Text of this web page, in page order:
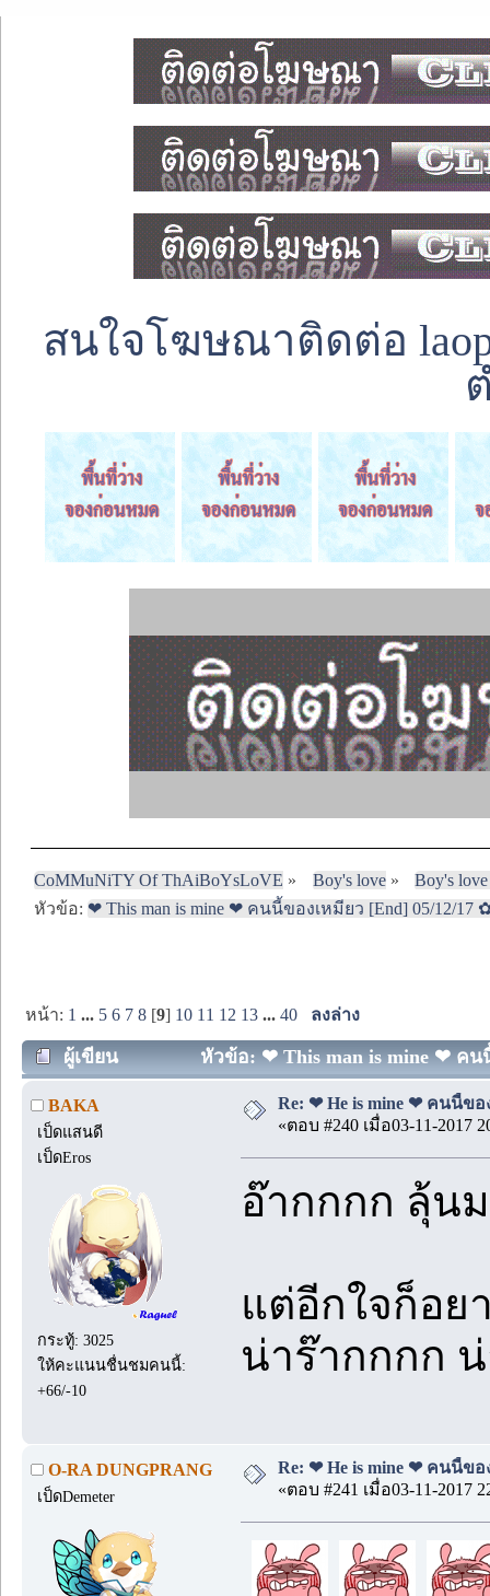
สนใจโฆษณาติดต่อ
CoMMuNiTY Of ThAiBoYsLoVE » Boy's love»
Boy's
หัวข้อ:❤ This man is mine ❤ คนนี้ของเหมียว [End] 05/12/17
หน้า: 1 ... 5 6 7 8 [9] 10 11 12 13 ...40 ลงล่าง
ผู้เขียน หัวข้อ: ❤ This man is mine ❤ คน
BAKA
เป็ดแสนดี
เป็ดEros
กระทู้: 3025
ให้คะแนนชื่นชมคนนี้:
+66/-10
Re: ❤ He is mine ❤ คนนี้ขอ
«ตอบ #240 เมื่อ03-11-2017
อ๊ากกกก ลุ้น
แต่อีกใจก็อย
น่าร๊ากกกก
O-RA DUNGPRANG
เป็ดDemeter
Re: ❤ He is mine ❤ คนนี้ขอ
«ตอบ #241 เมื่อ03-11-2017